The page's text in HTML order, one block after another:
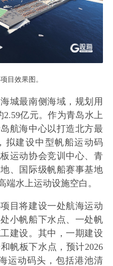
目效果图。
城最南侧海域，规划用
亿元。作为青岛水上
航海中心以打造北方最
拟建设中型帆船运动码
运动协会竞训中心、青
、国际级帆船赛事基地
端水上运动设施空白。
目将建设一处航海运动
小帆船下水点、一处帆
建设。其中，一期建设
帆板下水点，预计2026
运动码头，包括港池清